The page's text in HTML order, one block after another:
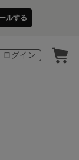
ルする
ログイン